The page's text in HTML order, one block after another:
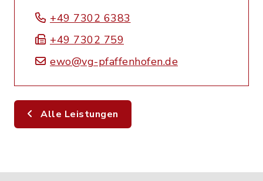
+49 7302 6383
+49 7302 759
ewo@vg-pfaffenhofen.de
Alle Leistungen